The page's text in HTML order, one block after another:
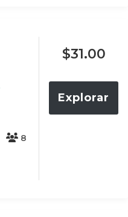
8
$31.00
Explorar